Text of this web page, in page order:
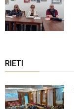
RIETI